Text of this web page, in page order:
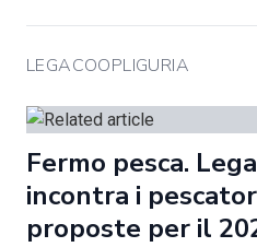
LEGACOOPLIGURIA
Fermo pesca.
incontra i
proposte per il